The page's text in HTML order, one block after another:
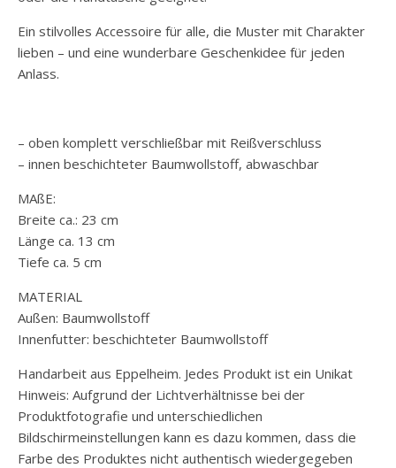
Ein stilvolles Accessoire für alle, die Muster mit Charakter
lieben – und eine wunderbare Geschenkidee für jeden
Anlass.
– oben komplett verschließbar mit Reißverschluss
– innen beschichteter Baumwollstoff, abwaschbar
MAßE:
Breite ca.: 23 cm
Länge ca. 13 cm
Tiefe ca. 5 cm
MATERIAL
Außen: Baumwollstoff
Innenfutter: beschichteter Baumwollstoff
Handarbeit aus Eppelheim. Jedes Produkt ist ein Unikat
Hinweis: Aufgrund der Lichtverhältnisse bei der
Produktfotografie und unterschiedlichen
Bildschirmeinstellungen kann es dazu kommen, dass die
Farbe des Produktes nicht authentisch wiedergegeben